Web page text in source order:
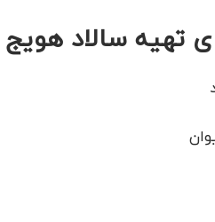
تهیه سالاد